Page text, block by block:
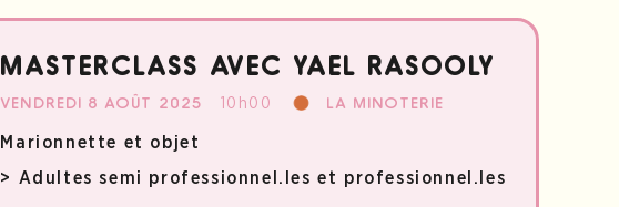
MASTERCLASS AVEC YAEL RASOOLY
VENDREDI 8 AOÛT 2025 10h00 LA MINOTERIE
Marionnette et objet
> Adultes semi professionnel.les et professionnel.les